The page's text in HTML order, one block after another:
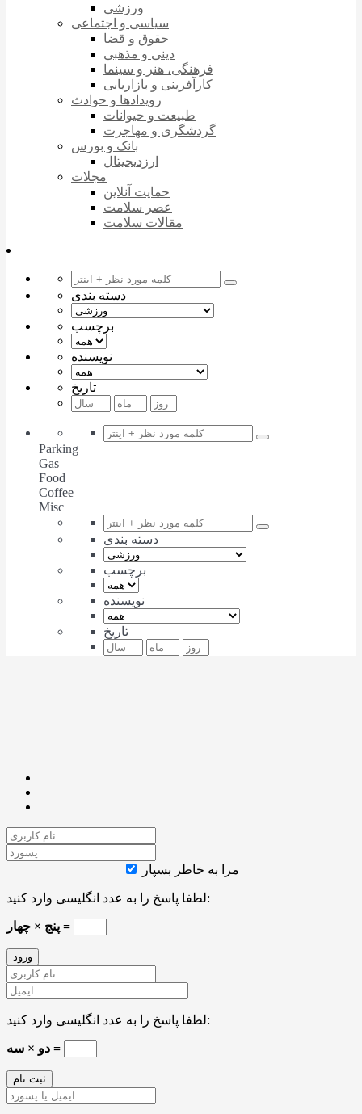
ورزشی
سیاسی و اجتماعی
حقوق و قضا
دینی و مذهبی
فرهنگی، هنر و سینما
کارآفرینی و بازاریابی
رویدادها و حوادث
طبیعت و حیوانات
گردشگری و مهاجرت
بانک و بورس
ارزدیجیتال
مجلات
حمایت آنلاین
عصر سلامت
مقالات سلامت
دسته بندی
برچسب
نویسنده
تاریخ
Parking
Gas
Food
Coffee
Misc
دسته بندی
برچسب
نویسنده
تاریخ
مرا به خاطر بسپار
لطفا پاسخ را به عدد انگلیسی وارد کنید:
پنج × چهار =
لطفا پاسخ را به عدد انگلیسی وارد کنید:
دو × سه =